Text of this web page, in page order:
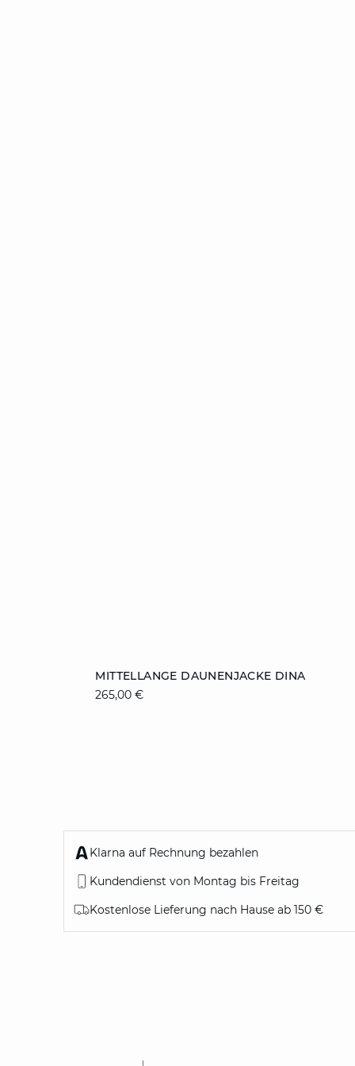
MITTELLANGE DAUNENJACKE DINA
265,00 €
34
Klarna auf Rechnung bezahlen
Kundendienst von Montag bis Freitag
Kostenlose Lieferung nach Hause ab 150 €